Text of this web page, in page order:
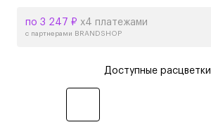
по 3 247 ₽ х4 платежами
с партнерами BRANDSHOP
Доступные расцветки